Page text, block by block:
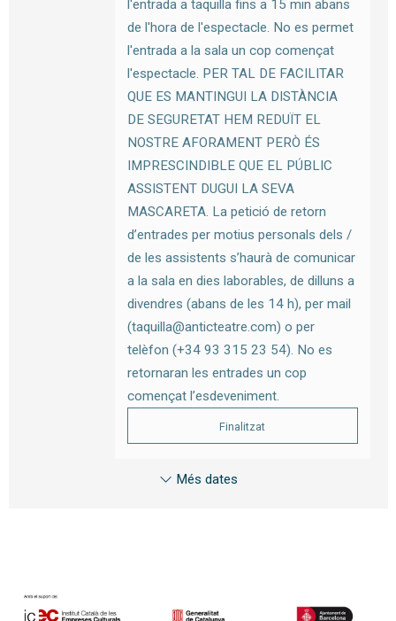
l'entrada a taquilla fins a 15 min abans
de l'hora de l'espectacle. No es permet
l'entrada a la sala un cop començat
l'espectacle. PER TAL DE FACILITAR
QUE ES MANTINGUI LA DISTÀNCIA
DE SEGURETAT HEM REDUÏT EL
NOSTRE AFORAMENT PERÒ ÉS
IMPRESCINDIBLE QUE EL PÚBLIC
ASSISTENT DUGUI LA SEVA
MASCARETA. La petició de retorn
d’entrades per motius personals dels /
de les assistents s’haurà de comunicar
a la sala en dies laborables, de dilluns a
divendres (abans de les 14 h), per mail
(taquilla@anticteatre.com) o per
telèfon (+34 93 315 23 54). No es
retornaran les entrades un cop
començat l’esdeveniment.
Finalitzat
Més dates